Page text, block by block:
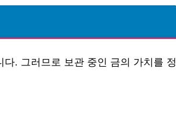
. 그러므로 보관 중인 금의 가치를 정